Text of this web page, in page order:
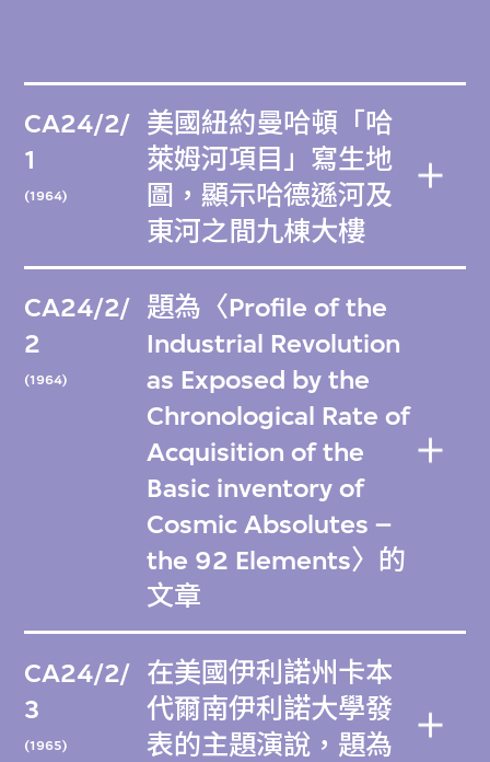
CA24/2/
1
(1964)
美國紐約曼哈頓「哈
萊姆河項目」寫生地
圖，顯示哈德遜河及
東河之間九棟大樓
CA24/2/
2
(1964)
題為〈Profile of the
Industrial Revolution
as Exposed by the
Chronological Rate of
Acquisition of the
Basic inventory of
Cosmic Absolutes –
the 92 Elements〉的
文章
CA24/2/
3
(1965)
在美國伊利諾州卡本
代爾南伊利諾大學發
表的主題演說，題為